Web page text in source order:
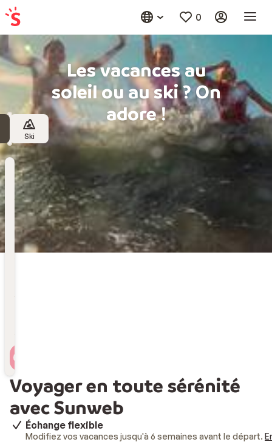
0
Les vacances au
soleil ou au ski ? On
adore !
Ski
Destination
Choisissez une destination
Date
départ
Date de départ
Voyager en toute sérénité
avec Sunweb
Échange flexible
Modifiez vos vacances jusqu'à 6 semaines avant le départ.